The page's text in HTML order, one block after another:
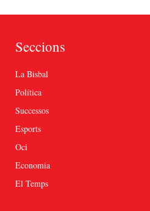
Seccions
La Bisbal
Política
Successos
Esports
Oci
Economia
El Temps